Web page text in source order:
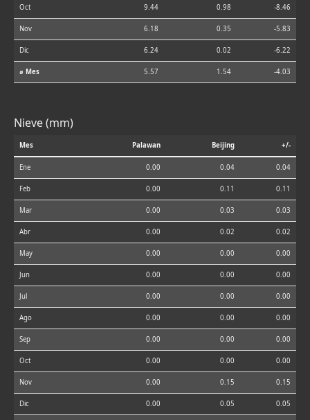
Oct 9.44 0.98 -8.46
Nov 6.18 0.35 -5.83
Dic 6.24 0.02 -6.22
⌀ Mes 5.57 1.54 -4.03
Nieve (mm)
Mes Palawan Beijing +/-
Ene 0.00 0.04 0.04
Feb 0.00 0.11 0.11
Mar 0.00 0.03 0.03
Abr 0.00 0.02 0.02
May 0.00 0.00 0.00
Jun 0.00 0.00 0.00
Jul 0.00 0.00 0.00
Ago 0.00 0.00 0.00
Sep 0.00 0.00 0.00
Oct 0.00 0.00 0.00
Nov 0.00 0.15 0.15
Dic 0.00 0.05 0.05